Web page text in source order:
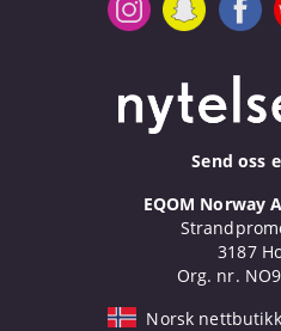
Send oss
EQOM Norway
3187
Org. nr.
Norsk